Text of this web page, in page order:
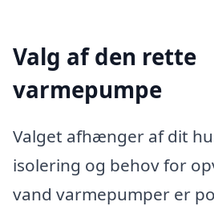
Valg af den rette
varmepumpe
Valget afhænger af dit
isolering og behov for
vand varmepumper er